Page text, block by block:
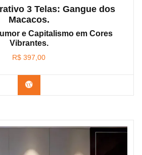
3 Telas: Gangue dos
Macacos.
e Capitalismo em Cores
Vibrantes.
R$ 397,00
Confira os modelos